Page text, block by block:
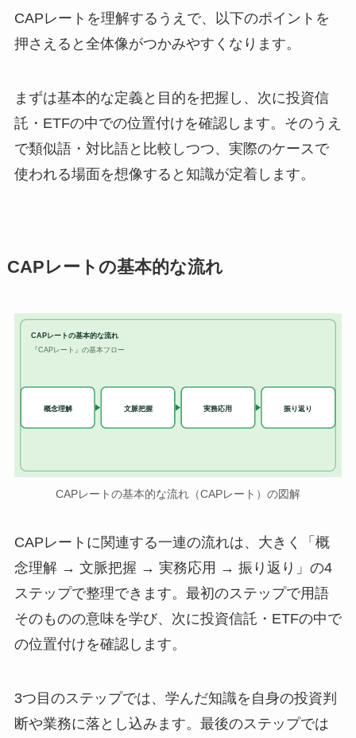
CAPレートを理解するうえで、以下のポイントを
押さえると全体像がつかみやすくなります。
まずは基本的な定義と目的を把握し、次に投資信
託・ETFの中での位置付けを確認します。そのうえ
で類似語・対比語と比較しつつ、実際のケースで
使われる場面を想像すると知識が定着します。
CAPレートの基本的な流れ
CAPレートの基本的な流れ
『CAPレート』の基本フロー
概念理解 文脈把握 実務応用 振り返り
CAPレートの基本的な流れ（CAPレート）の図解
CAPレートに関連する一連の流れは、大きく「概
念理解 → 文脈把握 → 実務応用 → 振り返り」の4
ステップで整理できます。最初のステップで用語
そのものの意味を学び、次に投資信託・ETFの中で
の位置付けを確認します。
3つ目のステップでは、学んだ知識を自身の投資判
断や業務に落とし込みます。最後のステップでは